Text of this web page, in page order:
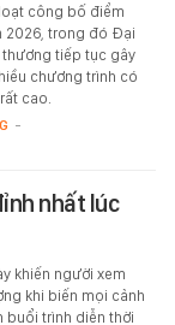
công bố điểm
2026, trong đó Đại
tiếp tục gây
chương trình có
cao.
-
nhất lúc
khiến người xem
khi biến mọi cảnh
buổi trình diễn thời